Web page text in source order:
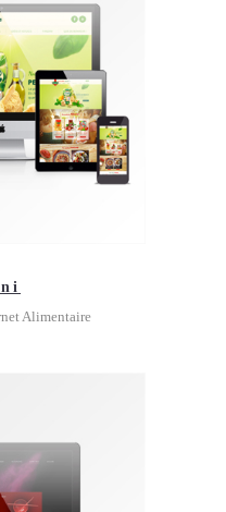
Alimentaire